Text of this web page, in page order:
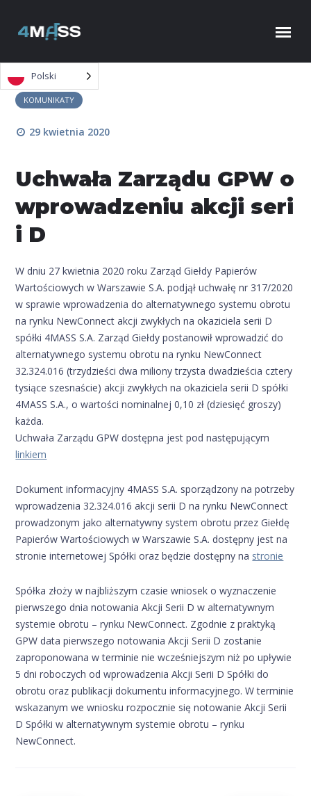
KOMUNIKATY
29 kwietnia 2020
Uchwała Zarządu GPW o
wprowadzeniu akcji seri
i D
W dniu 27 kwietnia 2020 roku Zarząd Giełdy Papierów
Wartościowych w Warszawie S.A. podjął uchwałę nr 317/2020
w sprawie wprowadzenia do alternatywnego systemu obrotu
na rynku NewConnect akcji zwykłych na okaziciela serii D
spółki 4MASS S.A. Zarząd Giełdy postanowił wprowadzić do
alternatywnego systemu obrotu na rynku NewConnect
32.324.016 (trzydzieści dwa miliony trzysta dwadzieścia cztery
tysiące szesnaście) akcji zwykłych na okaziciela serii D spółki
4MASS S.A., o wartości nominalnej 0,10 zł (dziesięć groszy)
każda.
Uchwała Zarządu GPW dostępna jest pod następującym
linkiem
Dokument informacyjny 4MASS S.A. sporządzony na potrzeby
wprowadzenia 32.324.016 akcji serii D na rynku NewConnect
prowadzonym jako alternatywny system obrotu przez Giełdę
Papierów Wartościowych w Warszawie S.A. dostępny jest na
stronie internetowej Spółki oraz będzie dostępny na stronie
Spółka złoży w najbliższym czasie wniosek o wyznaczenie
pierwszego dnia notowania Akcji Serii D w alternatywnym
systemie obrotu – rynku NewConnect. Zgodnie z praktyką
GPW data pierwszego notowania Akcji Serii D zostanie
zaproponowana w terminie nie wcześniejszym niż po upływie
5 dni roboczych od wprowadzenia Akcji Serii D Spółki do
obrotu oraz publikacji dokumentu informacyjnego. W terminie
wskazanym we wniosku rozpocznie się notowanie Akcji Serii
D Spółki w alternatywnym systemie obrotu – rynku
NewConnect.
Polski